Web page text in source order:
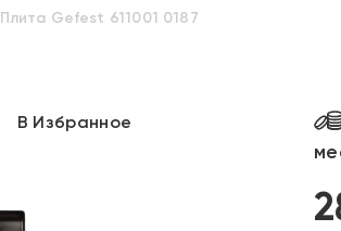
Плита Gefest 611001 0187
В Избранное